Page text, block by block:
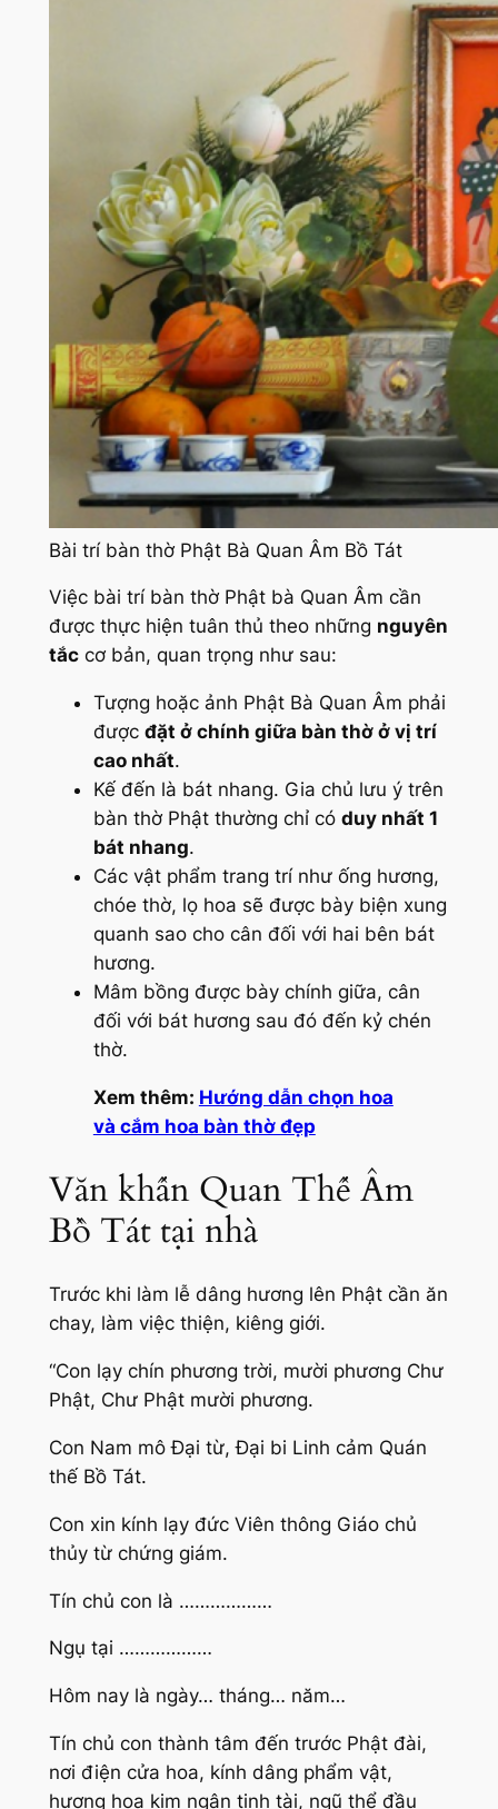
Bài trí bàn thờ Phật Bà Quan Âm Bồ Tát
Việc bài trí bàn thờ Phật bà Quan Âm cần
được thực hiện tuân thủ theo những nguyên
tắccơ bản, quan trọng như sau:
Tượng hoặc ảnh Phật Bà Quan Âm phải
được đặt ở chính giữa bàn thờ ở vị trí
cao nhất.
Kế đến là bát nhang. Gia chủ lưu ý trên
bàn thờ Phật thường chỉ có duy nhất 1
bát nhang.
Các vật phẩm trang trí như ống hương,
chóe thờ, lọ hoa sẽ được bày biện xung
quanh sao cho cân đối với hai bên bát
hương.
Mâm bồng được bày chính giữa, cân
đối với bát hương sau đó đến kỷ chén
thờ.
Xem thêm: Hướng dẫn chọn hoa
và cắm hoa bàn thờ đẹp
Văn khấn Quan Thế Âm
Bồ Tát tại nhà
Trước khi làm lễ dâng hương lên Phật cần ăn
chay, làm việc thiện, kiêng giới.
“Con lạy chín phương trời, mười phương Chư
Phật, Chư Phật mười phương.
Con Nam mô Đại từ, Đại bi Linh cảm Quán
thế Bồ Tát.
Con xin kính lạy đức Viên thông Giáo chủ
thủy từ chứng giám.
Tín chủ con là ………………
Ngụ tại ………………
Hôm nay là ngày… tháng… năm…
Tín chủ con thành tâm đến trước Phật đài,
nơi điện cửa hoa, kính dâng phẩm vật,
hương hoa kim ngân tịnh tài, ngũ thể đầu